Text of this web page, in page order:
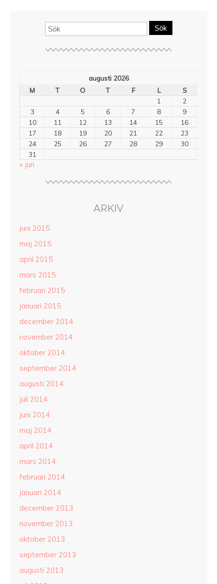
Sök
augusti 2026
M
T O T F L
S
1
2
3
4 5 6 7 8
9
10
11 12 13 14 15
16
17
18 19 20 21 22
23
24
25 26 27 28 29
30
31
« jun
ARKIV
juni 2015
maj 2015
april 2015
mars 2015
februari 2015
januari 2015
december 2014
november 2014
oktober 2014
september 2014
augusti 2014
juli 2014
juni 2014
maj 2014
april 2014
mars 2014
februari 2014
januari 2014
december 2013
november 2013
oktober 2013
september 2013
augusti 2013